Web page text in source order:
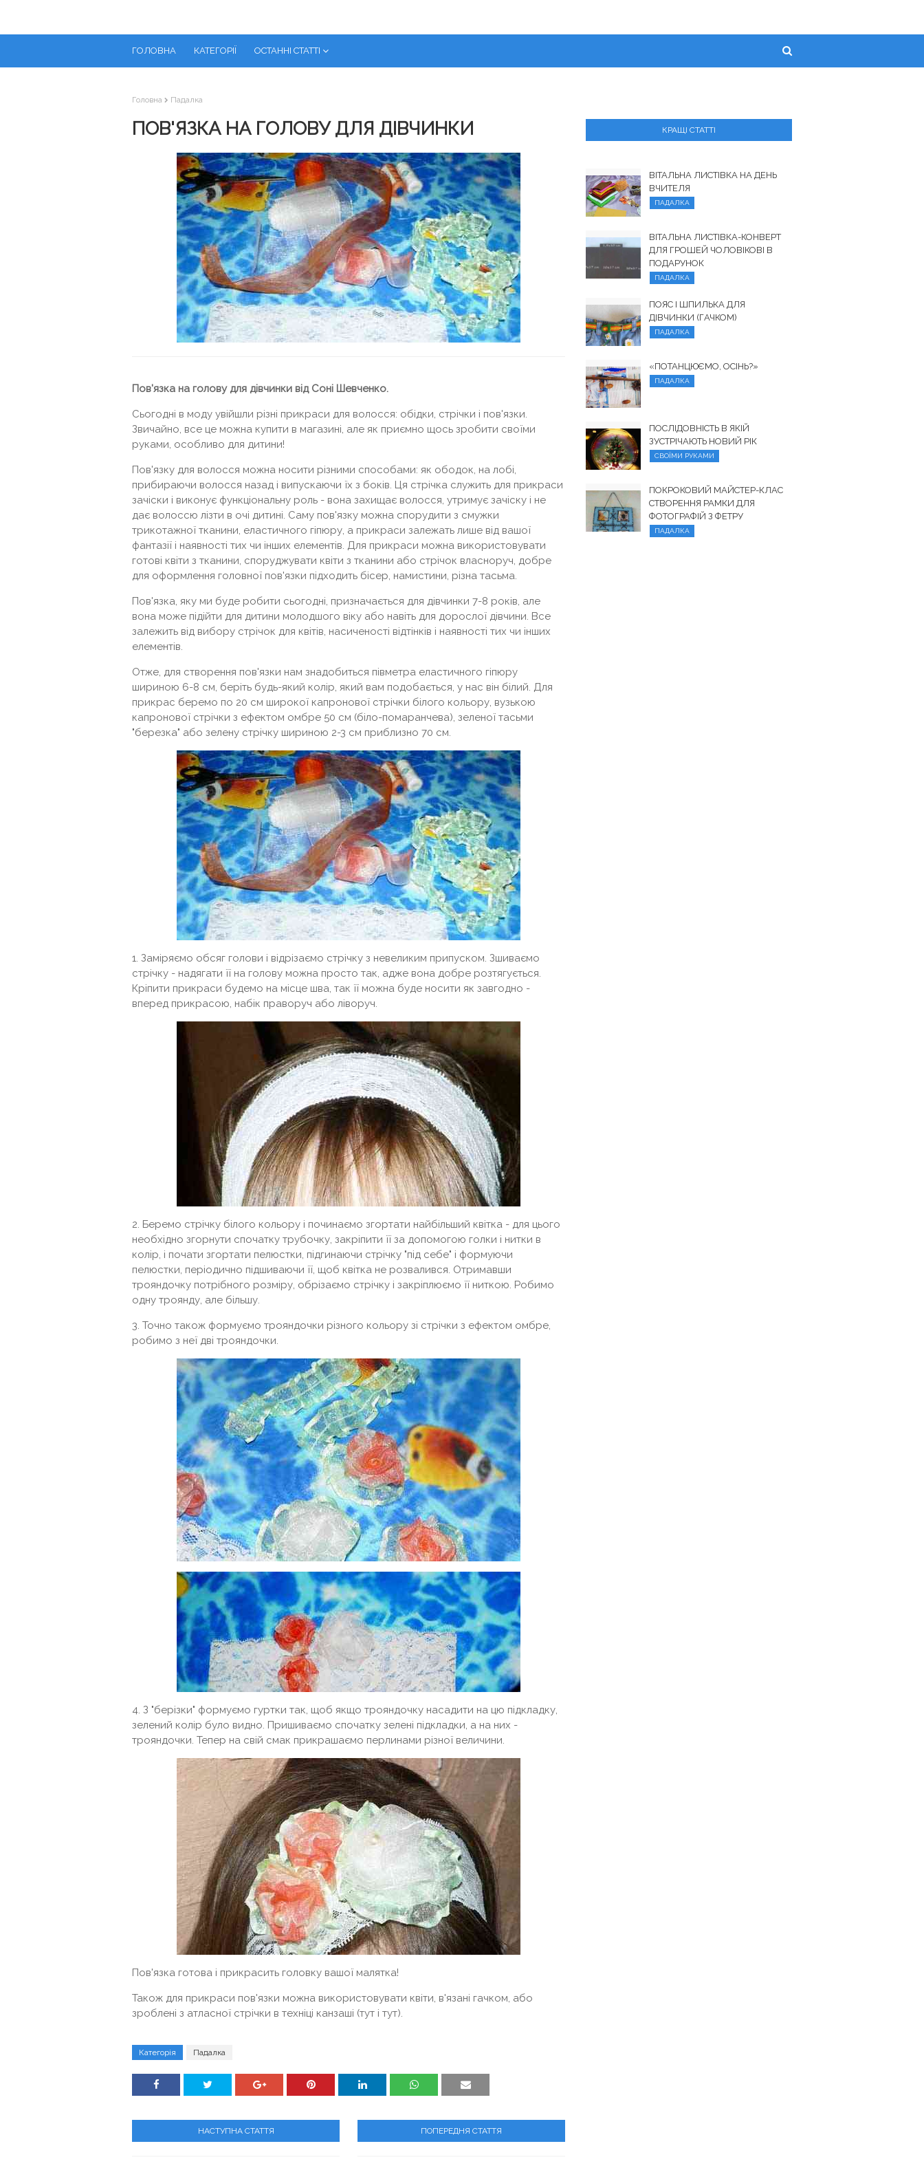
ГОЛОВНА КАТЕГОРІЇ ОСТАННІ СТАТТІ
Головна Падалка
ПОВ'ЯЗКА НА ГОЛОВУ ДЛЯ ДІВЧИНКИ
Пов'язка на голову для дівчинки від Соні Шевченко.
Сьогодні в моду увійшли різні прикраси для волосся: обідки, стрічки і пов'язки.
Звичайно, все це можна купити в магазині, але як приємно щось зробити своїми
руками, особливо для дитини!
Пов'язку для волосся можна носити різними способами: як ободок, на лобі,
прибираючи волосся назад і випускаючи їх з боків. Ця стрічка служить для прикраси
зачіски і виконує функціональну роль - вона захищає волосся, утримує зачіску і не
дає волоссю лізти в очі дитині. Саму пов'язку можна спорудити з смужки
трикотажної тканини, еластичного гіпюру, а прикраси залежать лише від вашої
фантазії і наявності тих чи інших елементів. Для прикраси можна використовувати
готові квіти з тканини, споруджувати квіти з тканини або стрічок власноруч, добре
для оформлення головної пов'язки підходить бісер, намистини, різна тасьма.
Пов'язка, яку ми буде робити сьогодні, призначається для дівчинки 7-8 років, але
вона може підійти для дитини молодшого віку або навіть для дорослої дівчини. Все
залежить від вибору стрічок для квітів, насиченості відтінків і наявності тих чи інших
елементів.
Отже, для створення пов'язки нам знадобиться півметра еластичного гіпюру
шириною 6-8 см, беріть будь-який колір, який вам подобається, у нас він білий. Для
прикрас беремо по 20 см широкої капронової стрічки білого кольору, вузькою
капронової стрічки з ефектом омбре 50 см (біло-помаранчева), зеленої тасьми
"березка" або зелену стрічку шириною 2-3 см приблизно 70 см.
1. Заміряємо обсяг голови і відрізаємо стрічку з невеликим припуском. Зшиваємо
стрічку - надягати її на голову можна просто так, адже вона добре розтягується.
Кріпити прикраси будемо на місце шва, так її можна буде носити як завгодно -
вперед прикрасою, набік праворуч або ліворуч.
2. Беремо стрічку білого кольору і починаємо згортати найбільший квітка - для цього
необхідно згорнути спочатку трубочку, закріпити її за допомогою голки і нитки в
колір, і почати згортати пелюстки, підгинаючи стрічку "під себе" і формуючи
пелюстки, періодично підшиваючи її, щоб квітка не розвалився. Отримавши
трояндочку потрібного розміру, обрізаємо стрічку і закріплюємо її ниткою. Робимо
одну троянду, але більшу.
3. Точно також формуємо трояндочки різного кольору зі стрічки з ефектом омбре,
робимо з неї дві трояндочки.
4. З "берізки" формуємо гуртки так, щоб якщо трояндочку насадити на цю підкладку,
зелений колір було видно. Пришиваємо спочатку зелені підкладки, а на них -
трояндочки. Тепер на свій смак прикрашаємо перлинами різної величини.
Пов'язка готова і прикрасить головку вашої малятка!
Також для прикраси пов'язки можна використовувати квіти, в'язані гачком, або
зроблені з атласної стрічки в техніці канзаші (тут і тут).
Категорія Падалка
НАСТУПНА СТАТТЯ ПОПЕРЕДНЯ СТАТТЯ
КРАЩІ СТАТТІ
ВІТАЛЬНА ЛИСТІВКА НА ДЕНЬ
ВЧИТЕЛЯ
ПАДАЛКА
ВІТАЛЬНА ЛИСТІВКА-КОНВЕРТ
ДЛЯ ГРОШЕЙ ЧОЛОВІКОВІ В
ПОДАРУНОК
ПАДАЛКА
ПОЯС І ШПИЛЬКА ДЛЯ
ДІВЧИНКИ (ГАЧКОМ)
ПАДАЛКА
«ПОТАНЦЮЄМО, ОСІНЬ?»
ПАДАЛКА
ПОСЛІДОВНІСТЬ В ЯКІЙ
ЗУСТРІЧАЮТЬ НОВИЙ РІК
СВОЇМИ РУКАМИ
ПОКРОКОВИЙ МАЙСТЕР-КЛАС
СТВОРЕННЯ РАМКИ ДЛЯ
ФОТОГРАФІЙ З ФЕТРУ
ПАДАЛКА